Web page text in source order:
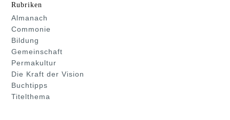
Rubriken
Almanach
Commonie
Bildung
Gemeinschaft
Permakultur
Die Kraft der Vision
Buchtipps
Titelthema